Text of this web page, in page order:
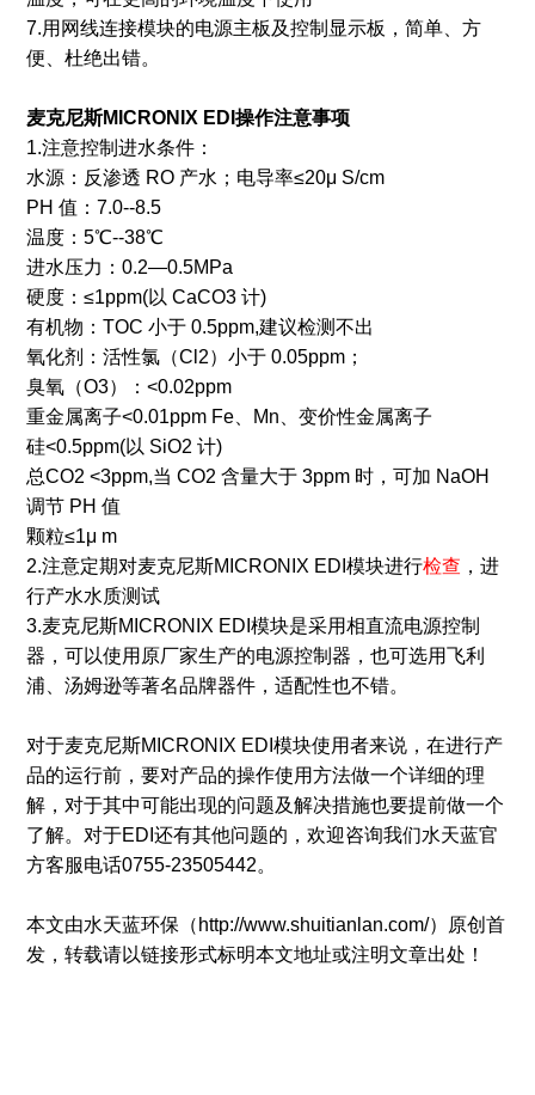
7.用网线连接模块的电源主板及控制显示板，简单、方
便、杜绝出错。
麦克尼斯MICRONIX EDI 操作注意事项
1.注意控制进水条件：
水源：反渗透 RO 产水；电导率≤20μ S/cm
PH 值：7.0--8.5
温度：5℃--38℃
进水压力：0.2—0.5MPa
硬度：≤1ppm(以 CaCO3 计)
有机物：TOC 小于 0.5ppm,建议检测不出
氧化剂：活性氯（Cl2）小于 0.05ppm；
臭氧（O3）：<0.02ppm
重金属离子<0.01ppm Fe、Mn、变价性金属离子
硅<0.5ppm(以 SiO2 计)
总CO2 <3ppm,当 CO2 含量大于 3ppm 时，可加 NaOH
调节 PH 值
颗粒≤1μ m
2.注意定期对麦克尼斯MICRONIX EDI模块进行检查 ，进
行产水水质测试
3.麦克尼斯MICRONIX EDI模块是采用相直流电源控制
器，可以使用原厂家生产的电源控制器，也可选用飞利
浦、汤姆逊等著名品牌器件，适配性也不错。
对于麦克尼斯MICRONIX EDI模块使用者来说，在进行产
品的运行前，要对产品的操作使用方法做一个详细的理
解，对于其中可能出现的问题及解决措施也要提前做一个
了解。对于EDI还有其他问题的，欢迎咨询我们水天蓝官
方客服电话0755-23505442。
本文由水天蓝环保（http://www.shuitianlan.com/）原创首
发，转载请以链接形式标明本文地址或注明文章出处！